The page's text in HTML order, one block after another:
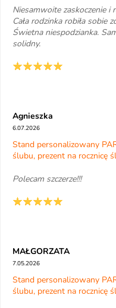
Niesamwoite zaskoczenie i
Cała rodzinka robiła sobie
Świetna niespodzianka.
solidny.
Agnieszka
6.07.2026
Stand personalizowany
ślubu, prezent na rocznicę
Polecam szczerze!!!
MAŁGORZATA
7.05.2026
Stand personalizowany
ślubu, prezent na rocznicę